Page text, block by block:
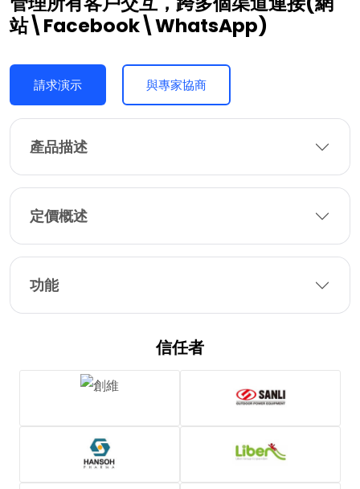
站\Facebook\WhatsApp)
請求演示 與專家協商
產品描述
定價概述
功能
信任者